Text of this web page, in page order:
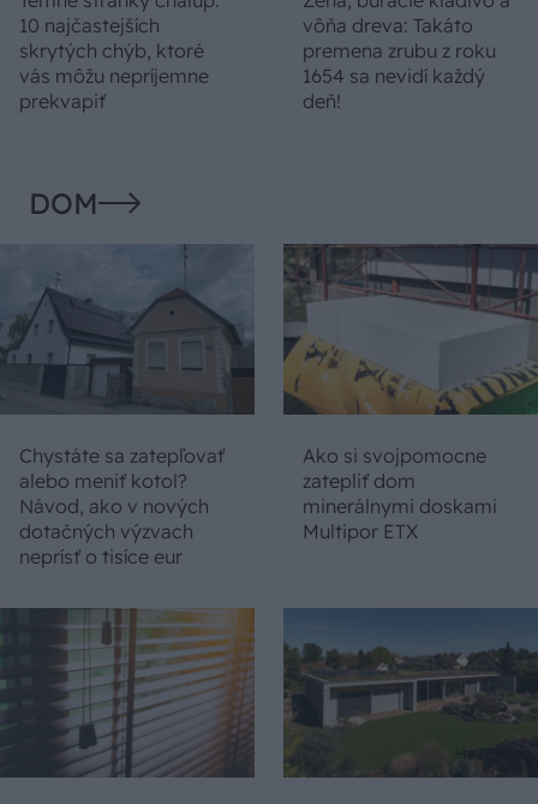
10 najčastejších
skrytých chýb, ktoré
vás môžu nepríjemne
prekvapiť
vôňa dreva: Takáto
premena zrubu z roku
1654 sa nevidí každý
deň!
DOM
Chystáte sa zatepľovať
alebo meniť kotol?
Návod, ako v nových
dotačných výzvach
neprísť o tisíce eur
Ako si svojpomocne
zatepliť dom
minerálnymi doskami
Multipor ETX